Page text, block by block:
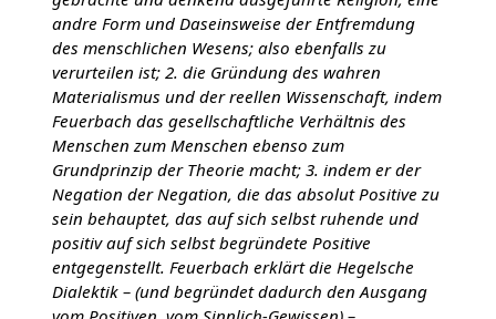
andre Form und Daseinsweise der Entfremdung
des menschlichen Wesens; also ebenfalls zu
verurteilen ist; 2. die Gründung des wahren
Materialismus und der reellen Wissenschaft, indem
Feuerbach das gesellschaftliche Verhältnis des
Menschen zum Menschen ebenso zum
Grundprinzip der Theorie macht; 3. indem er der
Negation der Negation, die das absolut Positive zu
sein behauptet, das auf sich selbst ruhende und
positiv auf sich selbst begründete Positive
entgegenstellt. Feuerbach erklärt die Hegelsche
Dialektik – (und begründet dadurch den Ausgang